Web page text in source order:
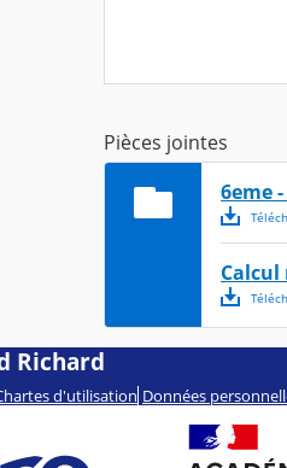
Pièces jointes
6eme
Richard
d'utilisation Données